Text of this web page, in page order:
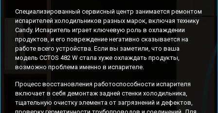
Специализированный сервисный центр занимается ремонтом
испарителей холодильников разных марок, включая технику
Candy. Испаритель играет ключевую роль в охлаждении
продуктов, и его повреждение негативно сказывается на
работе всего устройства. Если вы заметили, что ваша
модель CCTOS 482 W стала хуже охлаждать продукты,
возможно проблема именно в испарителе.
Процесс восстановления работоспособности испарителя
включает в себя демонтаж задней стенки холодильника,
тщательную очистку элемента от загрязнений и дефектов,